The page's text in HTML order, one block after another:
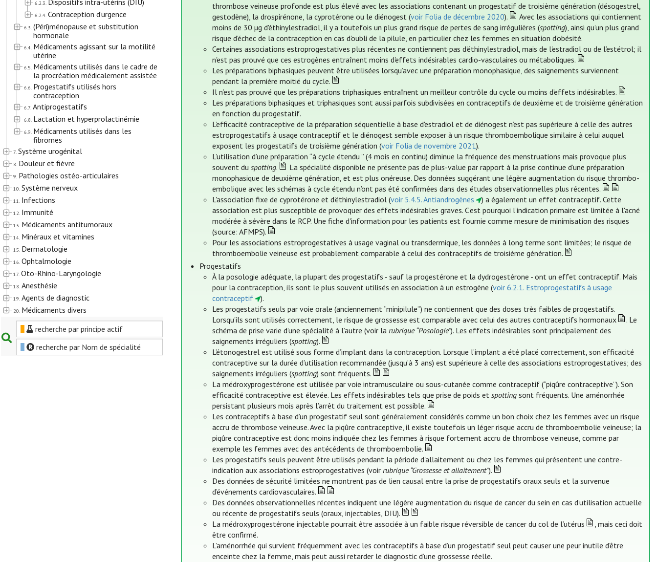
6.2.3. Dispositifs intra-utérins (DIU)
6.2.4. Contraception d’urgence
6.3. (Péri)ménopause et substitution
hormonale
6.4. Médicaments agissant sur la motilité
utérine
6.5. Médicaments utilisés dans le cadre de
la procréation médicalement assistée
6.6. Progestatifs utilisés hors
contraception
6.7. Antiprogestatifs
6.8. Lactation et hyperprolactinémie
6.9. Médicaments utilisés dans les
fibromes
7. Système urogénital
8. Douleur et fièvre
9. Pathologies ostéo-articulaires
10. Système nerveux
11. Infections
12. Immunité
13. Médicaments antitumoraux
14. Minéraux et vitamines
15. Dermatologie
16. Ophtalmologie
17. Oto-Rhino-Laryngologie
18. Anesthésie
19. Agents de diagnostic
20. Médicaments divers
recherche par principe actif
recherche par Nom de spécialité
thrombose veineuse profonde est plus élevé avec les associations contenant un progestatif de troisième génération (désogestrel,
gestodène), la drospirénone, la cyprotérone ou le diénogest (voir Folia de décembre 2020).
Avec les associations qui contiennent
moins de 30 µg d'éthinylestradiol, il y a toutefois un plus grand risque de pertes de sang irrégulières (spotting), ainsi qu’un plus grand
risque d'échec de la contraception en cas d'oubli de la pilule, en particulier chez les femmes en situation d’obésité.
Certaines associations estroprogestatives plus récentes ne contiennent pas d'éthinylestradiol, mais de l'estradiol ou de l’estétrol; il
n'est pas prouvé que ces estrogènes entraînent moins d'effets indésirables cardio-vasculaires ou métaboliques.
Les préparations biphasiques peuvent être utilisées lorsqu’avec une préparation monophasique, des saignements surviennent
pendant la première moitié du cycle.
Il n’est pas prouvé que les préparations triphasiques entraînent un meilleur contrôle du cycle ou moins d’effets indésirables.
Les préparations biphasiques et triphasiques sont aussi parfois subdivisées en contraceptifs de deuxième et de troisième génération
en fonction du progestatif.
L’efficacité contraceptive de la préparation séquentielle à base d'estradiol et de diénogest n’est pas supérieure à celle des autres
estroprogestatifs à usage contraceptif et le diénogest semble exposer à un risque thromboembolique similaire à celui auquel
exposent les progestatifs de troisième génération (voir Folia de novembre 2021).
L’utilisation d’une préparation “à cycle étendu ” (4 mois en continu) diminue la fréquence des menstruations mais provoque plus
souvent duspotting.
La spécialité disponible ne présente pas de plus-value par rapport à la prise continue d’une préparation
monophasique de deuxième génération, et est plus onéreuse. Des données suggérant une légère augmentation du risque thrombo-
embolique avec les schémas à cycle étendu n’ont pas été confirmées dans des études observationnelles plus récentes.
L'association fixe de cyprotérone et d'éthinylestradiol (voir 5.4.5. Antiandrogènes
) a également un effet contraceptif. Cette
association est plus susceptible de provoquer des effets indésirables graves. C'est pourquoi l’indication primaire est limitée à l'acné
modérée à sévère dans le RCP. Une fiche d'information pour les patients est fournie comme mesure de minimisation des risques
(source: AFMPS).
Pour les associations estroprogestatives à usage vaginal ou transdermique, les données à long terme sont limitées; le risque de
thromboembolie veineuse est probablement comparable à celui des contraceptifs de troisième génération.
Progestatifs
À la posologie adéquate, la plupart des progestatifs - sauf la progestérone et la dydrogestérone - ont un effet contraceptif. Mais
pour la contraception, ils sont le plus souvent utilisés en association à un estrogène (voir 6.2.1. Estroprogestatifs à usage
contraceptif
).
Les progestatifs seuls par voie orale (anciennement “minipilule”) ne contiennent que des doses très faibles de progestatifs.
Lorsqu'ils sont utilisés correctement, le risque de grossesse est comparable avec celui des autres contraceptifs hormonaux
. Le
schéma de prise varie d’une spécialité à l’autre (voir larubrique “Posologie”). Les effets indésirables sont principalement des
saignements irréguliers (spotting).
L’étonogestrel est utilisé sous forme d’implant dans la contraception. Lorsque l’implant a été placé correctement, son efficacité
contraceptive sur la durée d’utilisation recommandée (jusqu’à 3 ans) est supérieure à celle des associations estroprogestatives; des
saignements irréguliers (spotting) sont fréquents.
La médroxyprogestérone est utilisée par voie intramusculaire ou sous-cutanée comme contraceptif (“piqûre contraceptive”). Son
efficacité contraceptive est élevée. Les effets indésirables tels que prise de poids etspotting sont fréquents. Une aménorrhée
persistant plusieurs mois après l’arrêt du traitement est possible.
Les contraceptifs à base d’un progestatif seul sont généralement considérés comme un bon choix chez les femmes avec un risque
accru de thrombose veineuse. Avec la piqûre contraceptive, il existe toutefois un léger risque accru de thromboembolie veineuse; la
piqûre contraceptive est donc moins indiquée chez les femmes à risque fortement accru de thrombose veineuse, comme par
exemple les femmes avec des antécédents de thromboembolie.
Les progestatifs seuls peuvent être utilisés pendant la période d'allaitement ou chez les femmes qui présentent une contre-
indication aux associations estroprogestatives (voirrubrique “Grossesse et allaitement”).
Des données de sécurité limitées ne montrent pas de lien causal entre la prise de progestatifs oraux seuls et la survenue
d’événements cardiovasculaires.
Des données observationnelles récentes indiquent une légère augmentation du risque de cancer du sein en cas d’utilisation actuelle
ou récente de progestatifs seuls (oraux, injectables, DIU).
La médroxyprogestérone injectable pourrait être associée à un faible risque réversible de cancer du col de l’utérus
, mais ceci doit
être confirmé.
L’aménorrhée qui survient fréquemment avec les contraceptifs à base d’un progestatif seul peut causer une peur inutile d’être
enceinte chez la femme, mais peut aussi retarder le diagnostic d’une grossesse réelle.